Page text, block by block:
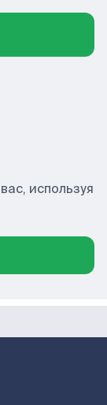
используя